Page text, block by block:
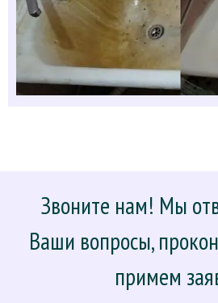
Звоните нам! Мы
Ваши вопросы,
примем